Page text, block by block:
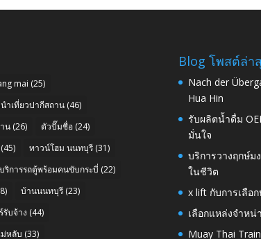
mai (25)
ำเที่ยวปากีสถาน (46)
น (26) ตัวปั๊มชื่อ (24)
(45) ทาวน์โฮม นนทบุรี (31)
บริการรถตู้พร้อมคนขับกระบี่ (22)
บ้านนนทบุรี (23)
รับจ้าง (44)
ม่หลับ (33)
Blog โพสต์ล่า
Nach der
Hua Hin
รับผลิตน้ำดื่ม
มั่นใจ
บริการวางฤกษ์ม
ในชีวิต
x lift กับการเลือ
เลือกแหล่งจำห
Muay Thai